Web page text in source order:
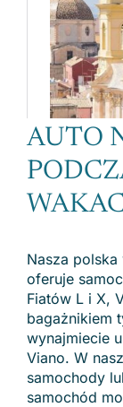
AUTO
Nasza
oferuje
Fiatów L i X,
bagażnikiem
wynajmiecie
Viano. W
samochody
samochód